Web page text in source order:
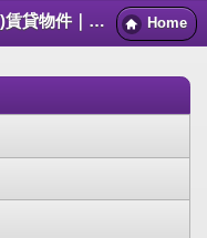
芦屋市楠町(阪神本線打出)賃貸物件｜芦屋賃貸マンション情報NET Home